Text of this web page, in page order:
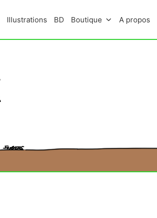
Illustrations BD Boutique A propos